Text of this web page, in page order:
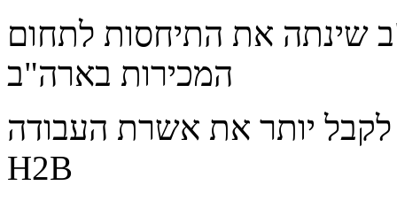
שינתה את התיחסות לתחום
המכירות בארה"ב
לקבל יותר את אשרת העבודה
H2B